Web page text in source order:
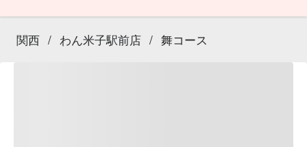
関西 / わん米子駅前店 / 舞コース